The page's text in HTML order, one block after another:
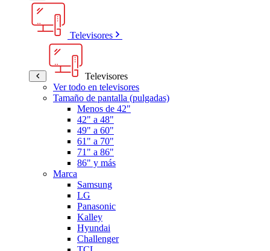
Televisores
Televisores
Ver todo en televisores
Tamaño de pantalla (pulgadas)
Menos de 42"
42" a 48"
49" a 60"
61" a 70"
71" a 86"
86" y más
Marca
Samsung
LG
Panasonic
Kalley
Hyundai
Challenger